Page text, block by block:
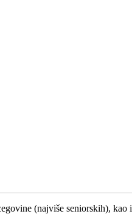
(najviše seniorskih),